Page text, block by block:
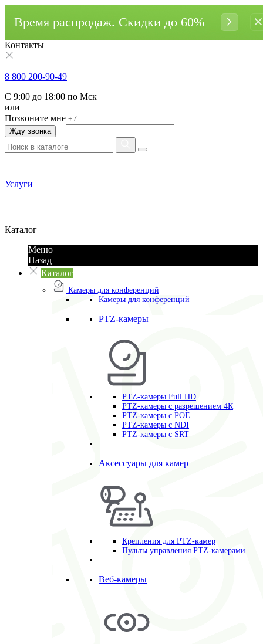
Время распродаж. Cкидки до 60%
Контакты
8 800 200-90-49
С 9:00 до 18:00 по Мск
или
Позвоните мне
Жду звонка
Услуги
Каталог
Меню
Назад
Каталог
Камеры для конференций
Камеры для конференций
PTZ-камеры
PTZ-камеры Full HD
PTZ-камеры с разрешением 4К
PTZ-камеры с POE
PTZ-камеры c NDI
PTZ-камеры с SRT
Аксессуары для камер
Крепления для PTZ-камер
Пульты управления PTZ-камерами
Веб-камеры